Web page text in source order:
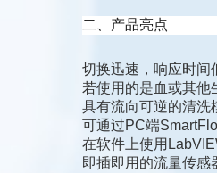
二、产品亮点
切换迅速，响应时间
若使用的是血或其他
具有流向可逆的清洗
可通过PC端
在软件上使用
即插即用的流量传感